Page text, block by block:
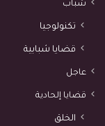
شباب
تكنولوجيا
قضايا شبابية
عاجل
قضايا إلحادية
الخلق